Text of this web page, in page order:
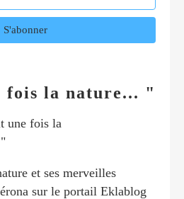
la nature... "
et ses merveilles
sur le portail Eklablog